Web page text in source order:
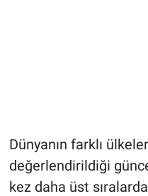
Dünyanın farklı
değerlendirildiği
kez daha üst